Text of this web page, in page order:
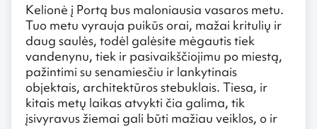
Kelionė į Portą bus maloniausia vasaros metu.
Tuo metu vyrauja puikūs orai, mažai kritulių ir
daug saulės, todėl galėsite mėgautis tiek
vandenynu, tiek ir pasivaikščiojimu po miestą,
pažintimi su senamiesčiu ir lankytinais
objektais, architektūros stebuklais. Tiesa, ir
kitais metų laikas atvykti čia galima, tik
įsivyravus žiemai gali būti mažiau veiklos, o ir